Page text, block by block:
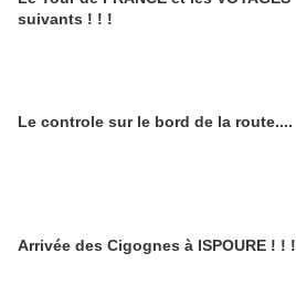
suivants ! ! !
Le controle sur le bord de la route....
Arrivée des Cigognes à ISPOURE ! ! !